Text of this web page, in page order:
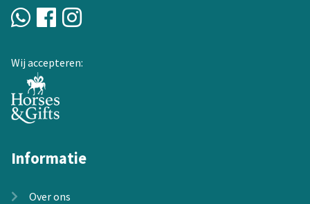
Wij accepteren:
Informatie
Over ons